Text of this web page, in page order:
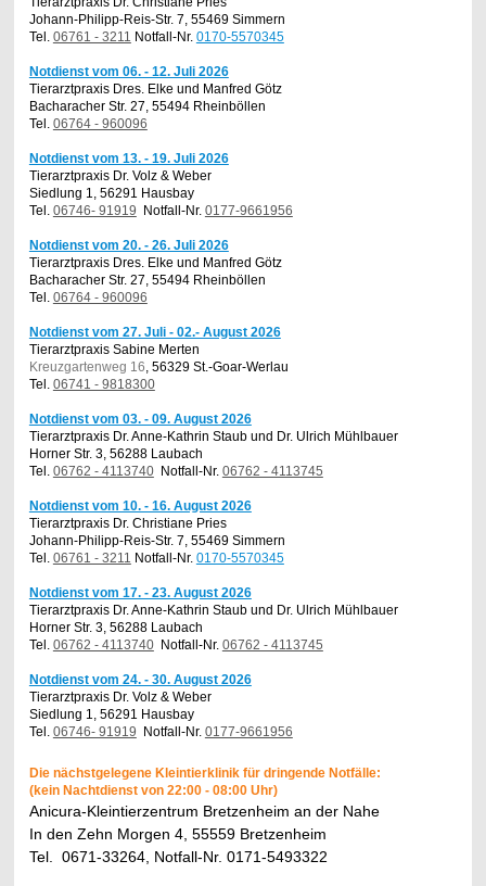
Johann-Philipp-Reis-Str. 7, 55469 Simmern
Tel. 06761 - 3211 Notfall-Nr. 0170-5570345
Notdienst vom 06. - 12. Juli 2026
Tierarztpraxis Dres. Elke und Manfred Götz
Bacharacher Str. 27, 55494 Rheinböllen
Tel. 06764 - 960096
Notdienst vom 13. - 19. Juli 2026
Tierarztpraxis Dr. Volz & Weber
Siedlung 1, 56291 Hausbay
Tel. 06746- 91919 Notfall-Nr. 0177-9661956
Notdienst vom 20. - 26. Juli 2026
Tierarztpraxis Dres. Elke und Manfred Götz
Bacharacher Str. 27, 55494 Rheinböllen
Tel. 06764 - 960096
Notdienst vom 27. Juli - 02.- August 2026
Tierarztpraxis Sabine Merten
Kreuzgartenweg 16 , 56329 St.-Goar-Werlau
Tel. 06741 - 9818300
Notdienst vom 03. - 09. August 2026
Tierarztpraxis Dr. Anne-Kathrin Staub und Dr. Ulrich Mühlbauer
Horner Str. 3, 56288 Laubach
Tel. 06762 - 4113740Notfall-Nr. 06762 - 4113745
Notdienst vom 10. - 16. August 2026
Tierarztpraxis Dr. Christiane Pries
Johann-Philipp-Reis-Str. 7, 55469 Simmern
Tel. 06761 - 3211 Notfall-Nr. 0170-5570345
Notdienst vom 17. - 23. August 2026
Tierarztpraxis Dr. Anne-Kathrin Staub und Dr. Ulrich Mühlbauer
Horner Str. 3, 56288 Laubach
Tel. 06762 - 4113740Notfall-Nr. 06762 - 4113745
Notdienst vom 24. - 30. August 2026
Tierarztpraxis Dr. Volz & Weber
Siedlung 1, 56291 Hausbay
Tel. 06746- 91919 Notfall-Nr. 0177-9661956
Die nächstgelegene Kleintierklinik für dringende Notfälle:
(kein Nachtdienst von 22:00 - 08:00 Uhr)
Anicura-Kleintierzentrum Bretzenheim an der Nahe
In den Zehn Morgen 4, 55559 Bretzenheim
Tel. 0671-33264, Notfall-Nr. 0171-5493322